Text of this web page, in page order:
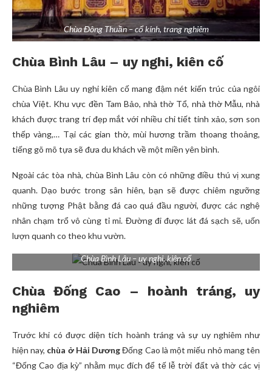
Chùa Đông Thuần – cổ kính, trang nghiêm
Chùa Bình Lâu – uy nghi, kiên cố
Chùa Bình Lâu uy nghi kiên cố mang đậm nét kiến trúc của ngôi
chùa Việt. Khu vực đền Tam Bảo, nhà thờ Tổ, nhà thờ Mẫu, nhà
khách được trang trí đẹp mắt với nhiều chi tiết tinh xảo, sơn son
thếp vàng,… Tại các gian thờ, mùi hương trầm thoang thoảng,
tiếng gõ mõ tựa sẽ đưa du khách về một miền yên bình.
Ngoài các tòa nhà, chùa Bình Lâu còn có những điều thú vị xung
quanh. Dạo bước trong sân hiên, bạn sẽ được chiêm ngưỡng
những tượng Phật bằng đá cao quá đầu người, được các nghệ
nhân chạm trổ vô cùng tỉ mỉ. Đường đi được lát đá sạch sẽ, uốn
lượn quanh co theo khu vườn.
Chùa Bình Lâu – uy nghi, kiên cố
Chùa Đống Cao – hoành tráng, uy
nghiêm
Trước khi có được diện tích hoành tráng và sự uy nghiêm như
hiện nay, chùa ở Hải DươngĐống Cao là một miếu nhỏ mang tên
“Đống Cao địa kỳ” nhằm mục đích để tế lễ trời đất và thờ các vị